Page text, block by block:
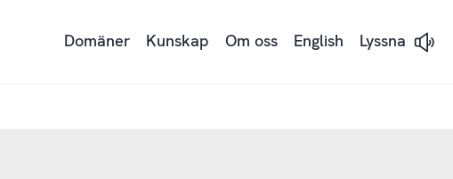
Domäner Kunskap Om oss English Lyssna
Lyssna